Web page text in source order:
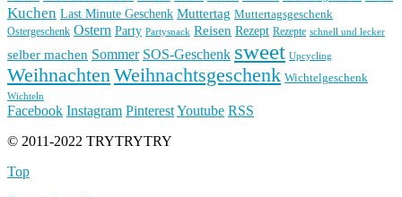
Kuchen Last Minute Geschenk Muttertag Muttertagsgeschenk
Ostergeschenk Ostern Party Partysnack Reisen Rezept Rezepte schnell und lecker
selber machen Sommer SOS-Geschenk sweet Upcycling
WeihnachtenWeihnachtsgeschenk Wichtelgeschenk
Wichteln
Facebook Instagram PinterestYoutube RSS
© 2011-2022 TRYTRYTRY
Top